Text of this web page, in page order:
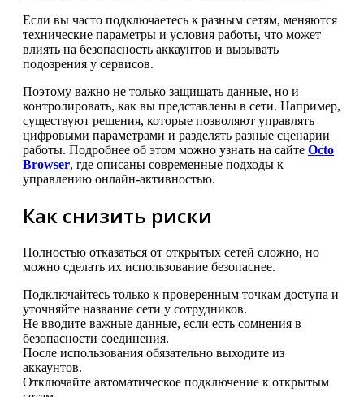
Если вы часто подключаетесь к разным сетям, меняются
технические параметры и условия работы, что может
влиять на безопасность аккаунтов и вызывать
подозрения у сервисов.
Поэтому важно не только защищать данные, но и
контролировать, как вы представлены в сети. Например,
существуют решения, которые позволяют управлять
цифровыми параметрами и разделять разные сценарии
работы. Подробнее об этом можно узнать на сайте Octo
Browser, где описаны современные подходы к
управлению онлайн-активностью.
Как снизить риски
Полностью отказаться от открытых сетей сложно, но
можно сделать их использование безопаснее.
Подключайтесь только к проверенным точкам доступа и
уточняйте название сети у сотрудников.
Не вводите важные данные, если есть сомнения в
безопасности соединения.
После использования обязательно выходите из
аккаунтов.
Отключайте автоматическое подключение к открытым